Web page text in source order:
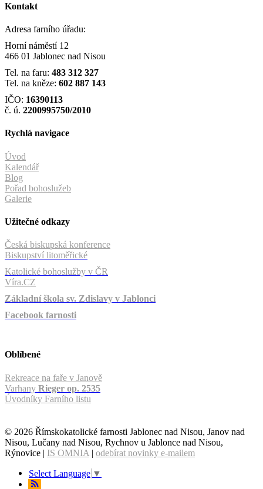
Kontakt
Adresa farního úřadu:
Horní náměstí 12
466 01 Jablonec nad Nisou
Tel. na faru: 483 312 327
Tel. na kněze: 602 887 143
IČO: 16390113
č. ú. 2200995750/2010
Rychlá navigace
Úvod
Kalendář
Blog
Pořad bohoslužeb
Galerie
Užitečné odkazy
Česká biskupská konference
Biskupství litoměřické
Katolické bohoslužby v ČR
Víra.CZ
Základní škola sv. Zdislavy v Jablonci
Facebook farnosti
Oblíbené
Rekreace na faře v Janově
Varhany Rieger op. 2535
Úvodníky Farního listu
© 2026 Římskokatolické farnosti Jablonec nad Nisou, Janov nad
Nisou, Lučany nad Nisou, Rychnov u Jablonce nad Nisou,
Rýnovice | IS OMNIA | odebírat novinky e-mailem
Select Language ▼